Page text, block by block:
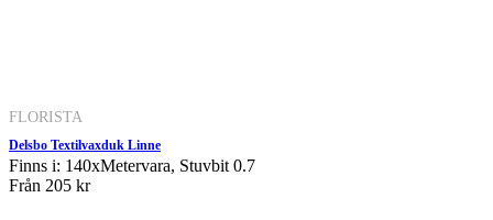
FLORISTA
Delsbo Textilvaxduk Linne
Finns i: 140xMetervara, Stuvbit 0.7
Från 205 kr